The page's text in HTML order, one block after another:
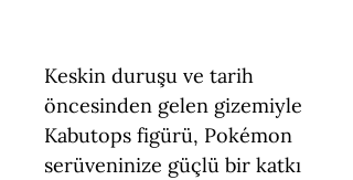
Keskin duruşu ve tarih
öncesinden gelen gizemiyle
Kabutops figürü, Pokémon
serüveninize güçlü bir katkı